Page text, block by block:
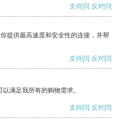
支持[0] 反对[0]
提供最高速度和安全性的连接，并帮
支持[0] 反对[0]
满足我所有的购物需求。
支持[0] 反对[0]